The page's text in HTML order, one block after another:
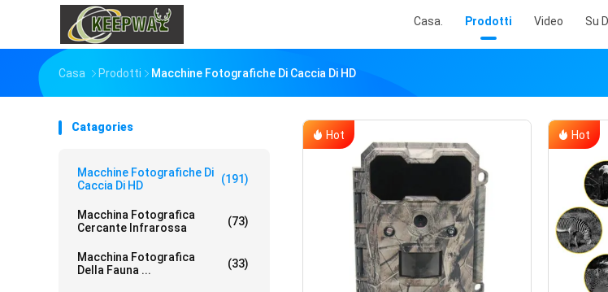
Casa. Prodotti Video Su
Casa Prodotti Macchine Fotografiche Di Caccia Di HD
Catagories
Macchine Fotografiche Di
Caccia Di HD
(191)
Macchina Fotografica
Cercante Infrarossa
(73)
Macchina Fotografica
Della Fauna ...
(33)
Hot Hot